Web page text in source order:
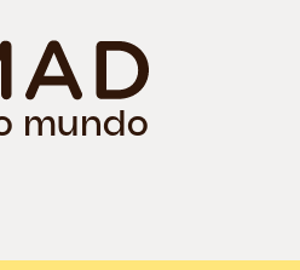
mundo